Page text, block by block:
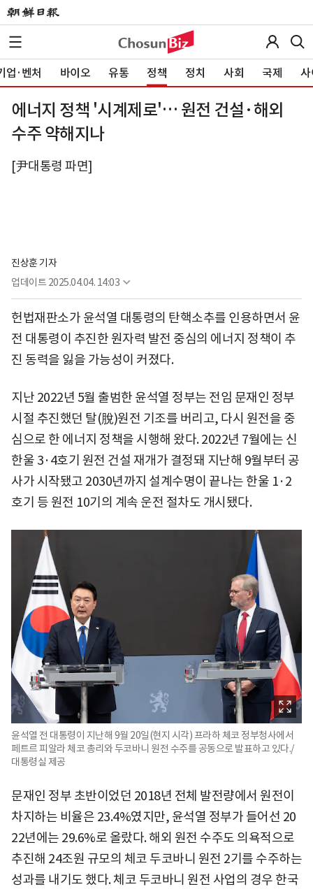
업·벤처 바이오 유통 정책 정치 사회 국제 사
에너지 정책 '시계제로'… 원전 건설·해외
수주 약해지나
[尹대통령 파면]
진상훈 기자
업데이트 2025.04.04. 14:03
헌법재판소가 윤석열 대통령의 탄핵소추를 인용하면서 윤
전 대통령이 추진한 원자력 발전 중심의 에너지 정책이 추
진 동력을 잃을 가능성이 커졌다.
지난 2022년 5월 출범한 윤석열 정부는 전임 문재인 정부
시절 추진했던 탈(脫)원전 기조를 버리고, 다시 원전을 중
심으로 한 에너지 정책을 시행해 왔다. 2022년 7월에는 신
한울 3·4호기 원전 건설 재개가 결정돼 지난해 9월부터 공
사가 시작됐고 2030년까지 설계수명이 끝나는 한울 1·2
호기 등 원전 10기의 계속 운전 절차도 개시됐다.
윤석열 전 대통령이 지난해 9월 20일(현지 시각) 프라하 체코 정부청사에서
페트르 피알라 체코 총리와 두코바니 원전 수주를 공동으로 발표하고 있다./
대통령실 제공
문재인 정부 초반이었던 2018년 전체 발전량에서 원전이
차지하는 비율은 23.4%였지만, 윤석열 정부가 들어선 20
22년에는 29.6%로 올랐다. 해외 원전 수주도 의욕적으로
추진해 24조원 규모의 체코 두코바니 원전 2기를 수주하는
성과를 내기도 했다. 체코 두코바니 원전 사업의 경우 한국